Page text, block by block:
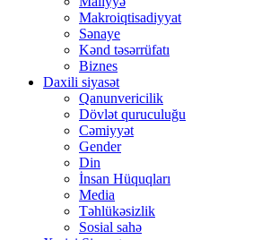
Makroiqtisadiyyat
Sənaye
Kənd təsərrüfatı
Biznes
Daxili siyasət
Qanunvericilik
Dövlət quruculuğu
Cəmiyyət
Gender
Din
İnsan Hüquqları
Media
Təhlükəsizlik
Sosial sahə